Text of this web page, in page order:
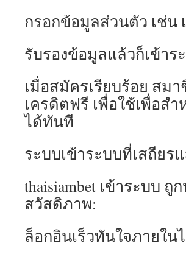
กรอกข้อมูลส่วนตัว เช่น
รับรองข้อมูลแล้วก็เข้า
เมื่อสมัครเรียบร้อย สม
เครดิตฟรี เพื่อใช้เพื่อส
ได้ทันที
ระบบเข้าระบบที่เสถียร
thaisiambet เข้าระบบ
สวัสดิภาพ:
ล็อกอินเร็วทันใจภายใน